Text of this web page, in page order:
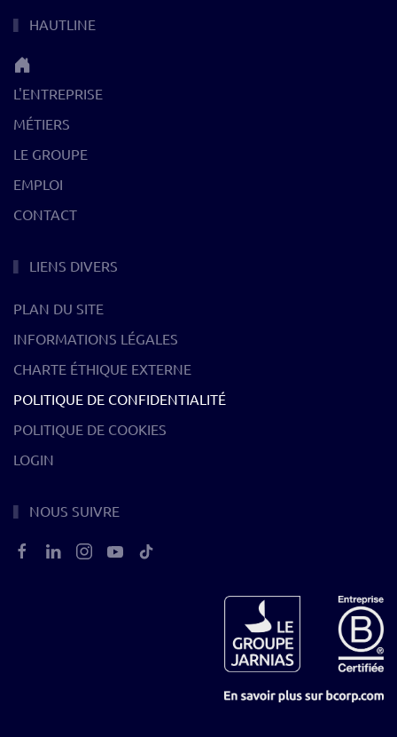
HAUTLINE
L'ENTREPRISE
MÉTIERS
LE GROUPE
EMPLOI
CONTACT
LIENS DIVERS
PLAN DU SITE
INFORMATIONS LÉGALES
CHARTE ÉTHIQUE EXTERNE
POLITIQUE DE CONFIDENTIALITÉ
POLITIQUE DE COOKIES
LOGIN
NOUS SUIVRE